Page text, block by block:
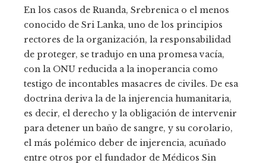
En los casos de Ruanda, Srebrenica o el menos
conocido de Sri Lanka, uno de los principios
rectores de la organización, la responsabilidad
de proteger, se tradujo en una promesa vacía,
con la ONU reducida a la inoperancia como
testigo de incontables masacres de civiles. De esa
doctrina deriva la de la injerencia humanitaria,
es decir, el derecho y la obligación de intervenir
para detener un baño de sangre, y su corolario,
el más polémico deber de injerencia, acuñado
entre otros por el fundador de Médicos Sin